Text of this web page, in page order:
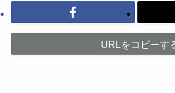
URLをコピーす